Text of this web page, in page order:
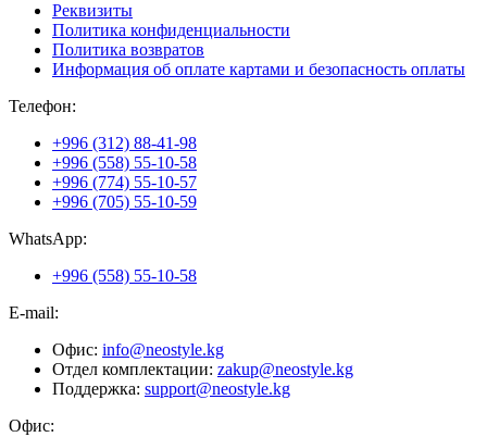
Реквизиты
Политика конфиденциальности
Политика возвратов
Информация об оплате картами и безопасность оплаты
Телефон:
+996 (312) 88-41-98
+996 (558) 55-10-58
+996 (774) 55-10-57
+996 (705) 55-10-59
WhatsApp:
+996 (558) 55-10-58
E-mail:
Офис: info@neostyle.kg
Отдел комплектации: zakup@neostyle.kg
Поддержка: support@neostyle.kg
Офис: